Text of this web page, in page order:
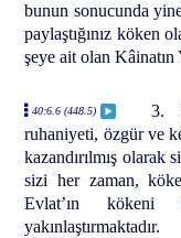
bunun sonucunda
paylaştığınız köken
şeye ait olan Kâinatın
40:6.6 (448.5)
3.
ruhaniyeti, özgür ve
kazandırılmış
sizi her zaman,
Evlat’ın kökeni
yakınlaştırmaktadır.